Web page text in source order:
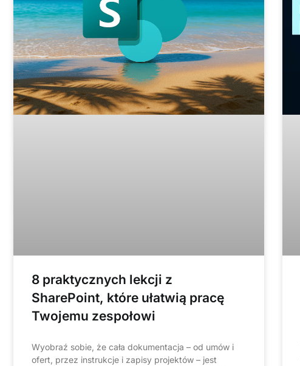
8 praktycznych lekcji z
SharePoint, które ułatwią pracę
Twojemu zespołowi
Wyobraź sobie, że cała dokumentacja – od umów i
ofert, przez instrukcje i zapisy projektów – jest